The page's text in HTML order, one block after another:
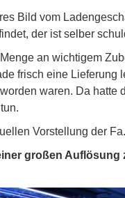
Bild vom
der ist selber
an wichtigem
frisch eine Lieferung
waren. Da hatte
Vorstellung der
großen